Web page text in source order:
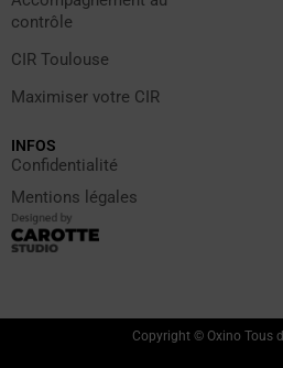
contrôle
CIR Toulouse
Maximiser votre CIR
INFOS
Confidentialité
Mentions légales
Copyright © Oxino Tous